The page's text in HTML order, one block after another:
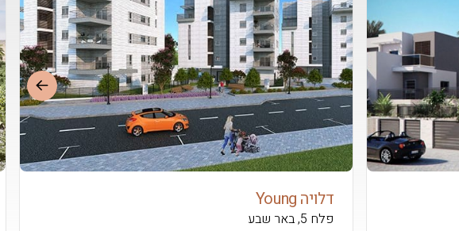
דלויה Young
פלח 5, באר שבע